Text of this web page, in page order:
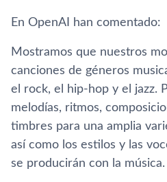
En OpenAI han comentado:
Mostramos que nuestros
canciones de géneros
el rock, el hip-hop y el jazz.
melodías, ritmos,
timbres para una amplia
así como los estilos y las
se producirán con la música.